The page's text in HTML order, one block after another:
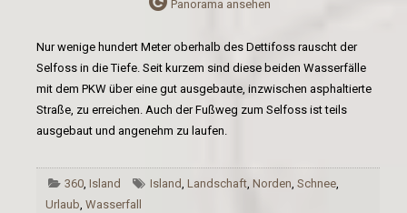
Panorama ansehen
Nur wenige hundert Meter oberhalb des Dettifoss rauscht der
Selfoss in die Tiefe. Seit kurzem sind diese beiden Wasserfälle
mit dem PKW über eine gut ausgebaute, inzwischen asphaltierte
Straße, zu erreichen. Auch der Fußweg zum Selfoss ist teils
ausgebaut und angenehm zu laufen.
360,Island Island, Landschaft, Norden, Schnee,
Urlaub, Wasserfall